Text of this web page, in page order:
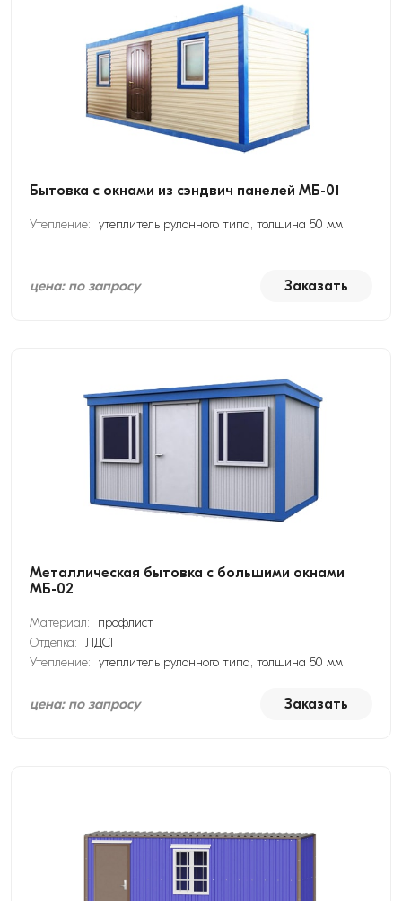
Бытовка с окнами из сэндвич панелей МБ-01
Утепление: утеплитель рулонного типа, толщина 50 мм
:
цена: по запросу Заказать
Металлическая бытовка с большими окнами
МБ-02
Материал:
профлист
Отделка: ЛДСП
Утепление: утеплитель рулонного типа, толщина 50 мм
цена: по запросу Заказать